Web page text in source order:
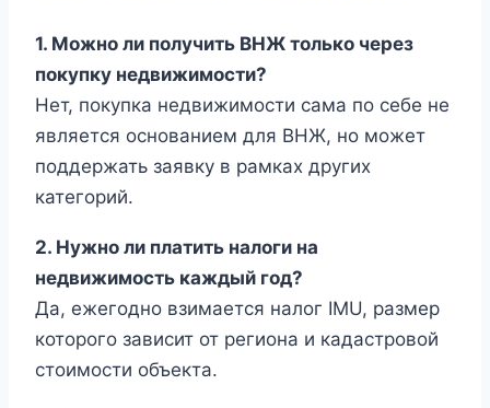
1. Можно ли получить ВНЖ только через
покупку недвижимости?
Нет, покупка недвижимости сама по себе не
является основанием для ВНЖ, но может
поддержать заявку в рамках других
категорий.
2. Нужно ли платить налоги на
недвижимость каждый год?
Да, ежегодно взимается налог IMU, размер
которого зависит от региона и кадастровой
стоимости объекта.